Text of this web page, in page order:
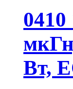
0410
Вт,